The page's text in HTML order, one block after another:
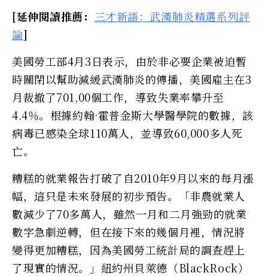
[延伸閱讀推薦： 三才新語：武漢肺炎精選系列評
論]
美國勞工部4月3日表示，由於非必要企業被迫暫
時關閉以幫助減緩武漢肺炎的傳播，美國雇主在3
月裁撤了701,00個工作，導致失業率攀升至
4.4％。根據約翰·霍普金斯大學醫學院的數據，該
病毒已感染全球110萬人，並導致60,000多人死
亡。
糟糕的就業報告打破了自2010年9月以來的每月漲
幅，這只是未來發展的初步預告。「非農就業人
數減少了70多萬人，雖然一月和二月強勁的就業
數字急劇逆轉，但在接下來的幾個月裡，情況將
變得更加糟糕，因為美國勞工統計局的調查趕上
了現實的情況。」紐約州貝萊德（BlackRock）